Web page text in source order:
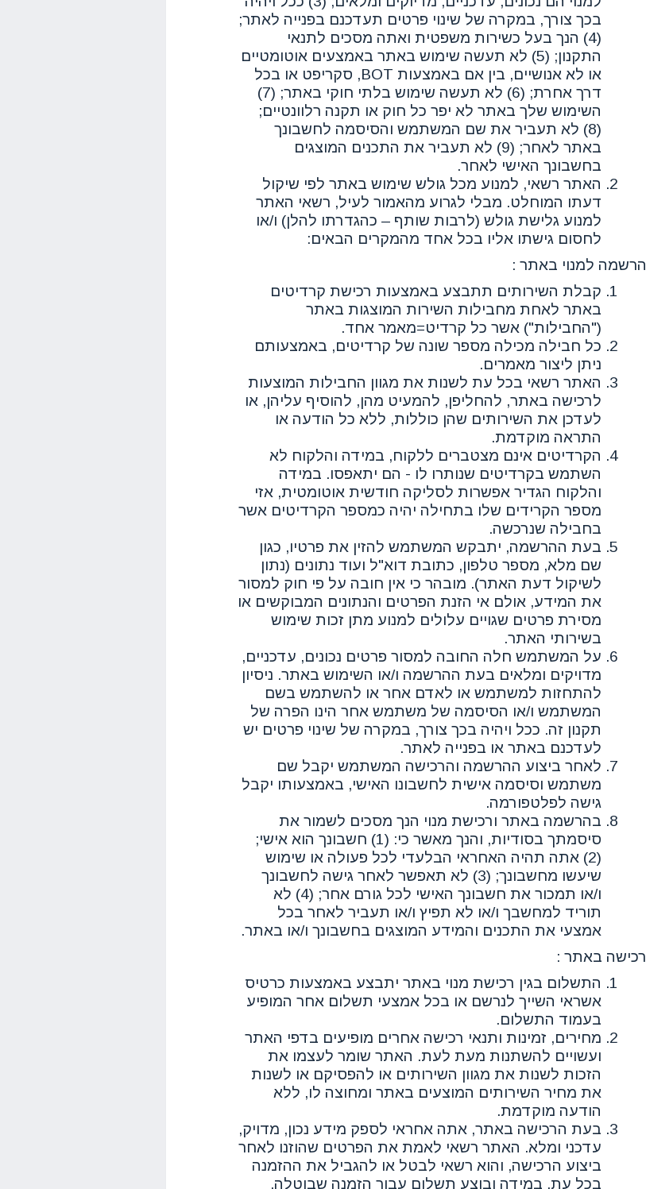
בכך צורך, במקרה של שינוי פרטים תעדכנם בפנייה לאתר;
(4) הנך בעל כשירות משפטית ואתה מסכים לתנאי
התקנון; (5) לא תעשה שימוש באתר באמצעים אוטומטיים
או לא אנושיים, בין אם באמצעות BOT, סקריפט או בכל
דרך אחרת; (6) לא תעשה שימוש בלתי חוקי באתר; (7)
השימוש שלך באתר לא יפר כל חוק או תקנה רלוונטיים;
(8) לא תעביר את שם המשתמש והסיסמה לחשבונך
באתר לאחר; (9) לא תעביר את התכנים המוצגים
בחשבונך האישי לאחר.
האתר רשאי, למנוע מכל גולש שימוש באתר לפי שיקול
דעתו המוחלט. מבלי לגרוע מהאמור לעיל, רשאי האתר
למנוע גלישת גולש (לרבות שותף – כהגדרתו להלן) ו/או
לחסום גישתו אליו בכל אחד מהמקרים הבאים:
הרשמה למנוי באתר :
קבלת השירותים תתבצע באמצעות רכישת קרדיטים
באתר לאחת מחבילות השירות המוצגות באתר
("החבילות") אשר כל קרדיט=מאמר אחד.
כל חבילה מכילה מספר שונה של קרדיטים, באמצעותם
ניתן ליצור מאמרים.
האתר רשאי בכל עת לשנות את מגוון החבילות המוצעות
לרכישה באתר, להחליפן, להמעיט מהן, להוסיף עליהן, או
לעדכן את השירותים שהן כוללות, ללא כל הודעה או
התראה מוקדמת.
הקרדיטים אינם מצטברים ללקוח, במידה והלקוח לא
השתמש בקרדיטים שנותרו לו - הם יתאפסו. במידה
והלקוח הגדיר אפשרות לסליקה חודשית אוטומטית, אזי
מספר הקרידים שלו בתחילה יהיה כמספר הקרדיטים אשר
בחבילה שנרכשה.
בעת ההרשמה, יתבקש המשתמש להזין את פרטיו, כגון
שם מלא, מספר טלפון, כתובת דוא"ל ועוד נתונים (נתון
לשיקול דעת האתר). מובהר כי אין חובה על פי חוק למסור
את המידע, אולם אי הזנת הפרטים והנתונים המבוקשים או
מסירת פרטים שגויים עלולים למנוע מתן זכות שימוש
בשירותי האתר.
על המשתמש חלה החובה למסור פרטים נכונים, עדכניים,
מדויקים ומלאים בעת ההרשמה ו/או השימוש באתר. ניסיון
להתחזות למשתמש או לאדם אחר או להשתמש בשם
המשתמש ו/או הסיסמה של משתמש אחר הינו הפרה של
תקנון זה. ככל ויהיה בכך צורך, במקרה של שינוי פרטים יש
לעדכנם באתר או בפנייה לאתר.
לאחר ביצוע ההרשמה והרכישה המשתמש יקבל שם
משתמש וסיסמה אישית לחשבונו האישי, באמצעותו יקבל
גישה לפלטפורמה.
בהרשמה באתר ורכישת מנוי הנך מסכים לשמור את
סיסמתך בסודיות, והנך מאשר כי: (1) חשבונך הוא אישי;
(2) אתה תהיה האחראי הבלעדי לכל פעולה או שימוש
שיעשו מחשבונך; (3) לא תאפשר לאחר גישה לחשבונך
ו/או תמכור את חשבונך האישי לכל גורם אחר; (4) לא
תוריד למחשבך ו/או לא תפיץ ו/או תעביר לאחר בכל
אמצעי את התכנים והמידע המוצגים בחשבונך ו/או באתר.
רכישה באתר :
התשלום בגין רכישת מנוי באתר יתבצע באמצעות כרטיס
אשראי השייך לנרשם או בכל אמצעי תשלום אחר המופיע
בעמוד התשלום.
מחירים, זמינות ותנאי רכישה אחרים מופיעים בדפי האתר
ועשויים להשתנות מעת לעת. האתר שומר לעצמו את
הזכות לשנות את מגוון השירותים או להפסיקם או לשנות
את מחיר השירותים המוצעים באתר ומחוצה לו, ללא
הודעה מוקדמת.
בעת הרכישה באתר, אתה אחראי לספק מידע נכון, מדויק,
עדכני ומלא. האתר רשאי לאמת את הפרטים שהוזנו לאחר
ביצוע הרכישה, והוא רשאי לבטל או להגביל את ההזמנה
בכל עת. במידה ובוצע תשלום עבור הזמנה שבוטלה,